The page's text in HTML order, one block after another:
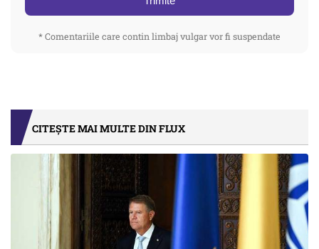
* Comentariile care contin limbaj vulgar vor fi suspendate
CITEȘTE MAI MULTE DIN FLUX